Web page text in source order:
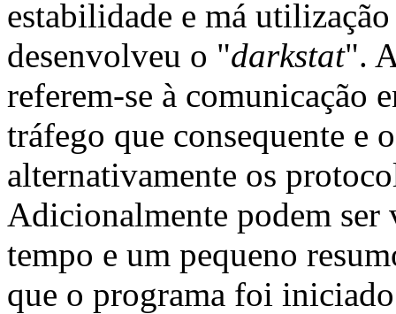
estabilidade e má
desenvolveu o "darkstat".
referem-se à comunicação
tráfego que consequente e
alternativamente os
Adicionalmente podem
tempo e um pequeno
que o programa foi